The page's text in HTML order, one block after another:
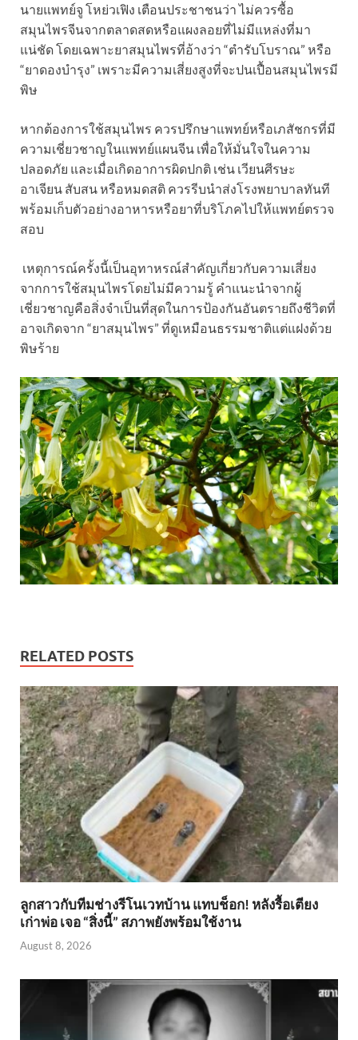
นายแพทย์จู โหย่วเฟิง เตือนประชาชนว่า ไม่ควรซื้อ
สมุนไพรจีนจากตลาดสดหรือแผงลอยที่ไม่มีแหล่งที่มา
แน่ชัด โดยเฉพาะยาสมุนไพรที่อ้างว่า “ตำรับโบราณ” หรือ
“ยาดองบำรุง” เพราะมีความเสี่ยงสูงที่จะปนเปื้อนสมุนไพรมี
พิษ
หากต้องการใช้สมุนไพร ควรปรึกษาแพทย์หรือเภสัชกรที่มี
ความเชี่ยวชาญในแพทย์แผนจีน เพื่อให้มั่นใจในความ
ปลอดภัย และเมื่อเกิดอาการผิดปกติ เช่น เวียนศีรษะ
อาเจียน สับสน หรือหมดสติ ควรรีบนำส่งโรงพยาบาลทันที
พร้อมเก็บตัวอย่างอาหารหรือยาที่บริโภคไปให้แพทย์ตรวจ
สอบ
เหตุการณ์ครั้งนี้เป็นอุทาหรณ์สำคัญเกี่ยวกับความเสี่ยง
จากการใช้สมุนไพรโดยไม่มีความรู้ คำแนะนำจากผู้
เชี่ยวชาญคือสิ่งจำเป็นที่สุดในการป้องกันอันตรายถึงชีวิตที่
อาจเกิดจาก “ยาสมุนไพร” ที่ดูเหมือนธรรมชาติแต่แฝงด้วย
พิษร้าย
RELATED POSTS
ลูกสาวกับทีมช่างรีโนเวทบ้าน แทบช็อก! หลังรื้อเตียง
เก่าพ่อ เจอ “สิ่งนี้” สภาพยังพร้อมใช้งาน
August 8, 2026